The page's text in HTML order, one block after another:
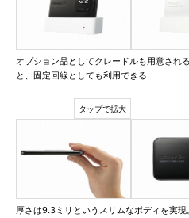
オプション品としてクレードルも用意され
と、固定回線としても利用できる
厚さは9.3ミリというスリムなボディを実